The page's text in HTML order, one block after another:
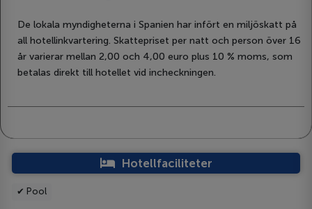
De lokala myndigheterna i Spanien har infört en miljöskatt på
all hotellinkvartering. Skattepriset per natt och person över 16
år varierar mellan 2,00 och 4,00 euro plus 10 % moms, som
betalas direkt till hotellet vid incheckningen.
Hotellfaciliteter
✔ Pool